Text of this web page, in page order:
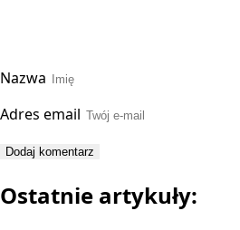
Nazwa
Adres email
Ostatnie artykuły: